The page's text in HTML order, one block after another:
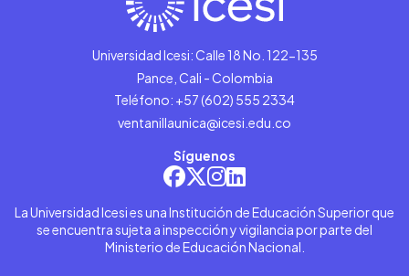
Universidad Icesi: Calle 18 No. 122-135
Pance, Cali - Colombia
Teléfono: +57 (602) 555 2334
ventanillaunica@icesi.edu.co
Síguenos
La Universidad Icesi es una Institución de Educación Superior que
se encuentra sujeta a inspección y vigilancia por parte del
Ministerio de Educación Nacional.